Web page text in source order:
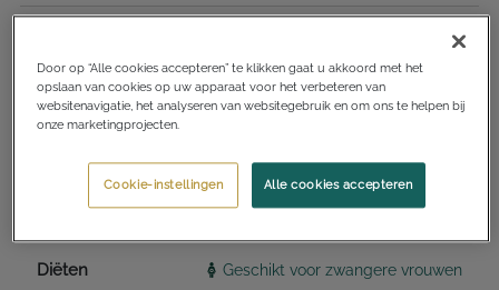
Keukens Amerikaans
Diëten Geschikt voor zwangere vrouwen
Door op “Alle cookies accepteren” te klikken gaat u akkoord met het
opslaan van cookies op uw apparaat voor het verbeteren van
websitenavigatie, het analyseren van websitegebruik en om ons te helpen bij
onze marketingprojecten.
Alle cookies accepteren
Cookie-instellingen